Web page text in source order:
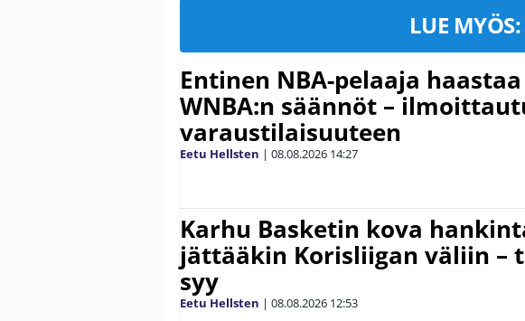
LUE MYÖS:
Entinen NBA-pelaaja haastaa
WNBA:n säännöt –
varaustilaisuuteen
Eetu Hellsten | 08.08.2026 14:27
Karhu Basketin kova
jättääkin Korisliigan väliin –
syy
Eetu Hellsten | 08.08.2026 12:53